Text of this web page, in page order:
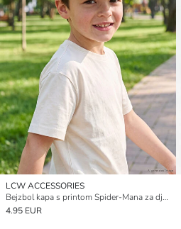
LCW ACCESSORIES
Bejzbol kapa s printom Spider-Mana za dječake
4.95 EUR